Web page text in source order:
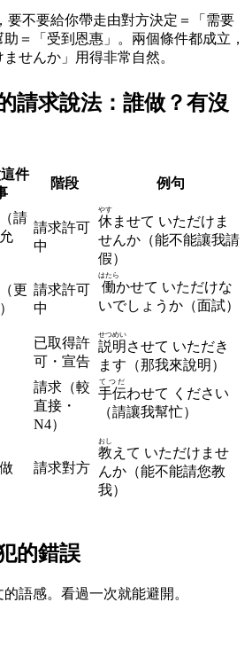
要不要給你帶走由對方決定＝「需要
＝「受到恩惠」。兩個條件都成立，
せんか」用得非常自然。
請求說法：誰做？有沒
件
階段 例句
請
請求許可
中
休
やす
ませて いただけま
せんか（能不能讓我請
假）
更 請求許可
中
働
はたら
かせて いただけな
いでしょうか（面試）
已取得許
可・宣告
説明
せつめい
させて いただき
ます（那我來說明）
請求（較
直接・
N4）
手伝
てつだ
わせて ください
（請讓我幫忙）
做 請求對方
教
おし
えて いただけませ
んか（能不能請您教
我）
的錯誤
語感。看過一次就能避開。